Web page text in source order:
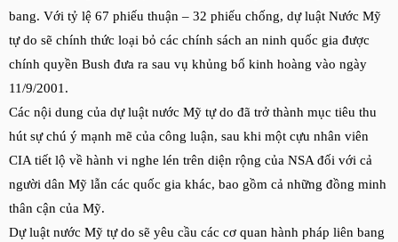
bang. Với tỷ lệ 67 phiếu thuận – 32 phiếu chống, dự luật Nước Mỹ
tự do sẽ chính thức loại bỏ các chính sách an ninh quốc gia được
chính quyền Bush đưa ra sau vụ khủng bố kinh hoàng vào ngày
11/9/2001.
Các nội dung của dự luật nước Mỹ tự do đã trở thành mục tiêu thu
hút sự chú ý mạnh mẽ của công luận, sau khi một cựu nhân viên
CIA tiết lộ về hành vi nghe lén trên diện rộng của NSA đối với cả
người dân Mỹ lẫn các quốc gia khác, bao gồm cả những đồng minh
thân cận của Mỹ.
Dự luật nước Mỹ tự do sẽ yêu cầu các cơ quan hành pháp liên bang